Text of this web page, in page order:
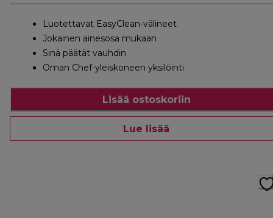
Luotettavat EasyClean-välineet
Jokainen ainesosa mukaan
Sinä päätät vauhdin
Oman Chef-yleiskoneen yksilöinti
Lisää ostoskoriin
Lue lisää